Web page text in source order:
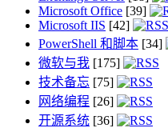
Microsoft Office [39]
Microsoft IIS [42]
PowerShell 和脚本 [34]
微软与我 [175]
技术备忘 [75]
网络编程 [26]
开源系统 [36]